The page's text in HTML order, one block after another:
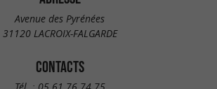
Avenue des Pyrénées
31120 LACROIX-FALGARDE
CONTACTS